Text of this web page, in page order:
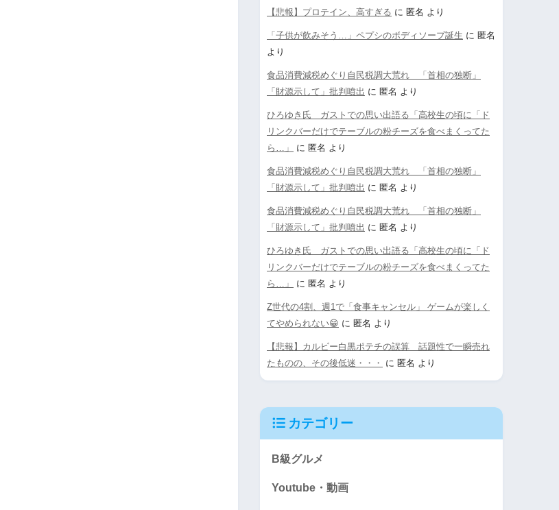
【悲報】プロテイン、高すぎる に 匿名 より
「子供が飲みそう…」ペプシのボディソープ誕生 に 匿名
より
食品消費減税めぐり自民税調大荒れ 「首相の独断」
「財源示して」批判噴出 に 匿名 より
ひろゆき氏 ガストでの思い出語る「高校生の頃に「ド
リンクバーだけでテーブルの粉チーズを食べまくってた
ら…」
に 匿名 より
食品消費減税めぐり自民税調大荒れ 「首相の独断」
「財源示して」批判噴出 に 匿名 より
食品消費減税めぐり自民税調大荒れ 「首相の独断」
「財源示して」批判噴出 に 匿名 より
ひろゆき氏 ガストでの思い出語る「高校生の頃に「ド
リンクバーだけでテーブルの粉チーズを食べまくってた
ら…」
に 匿名 より
Z世代の4割、週1で「食事キャンセル」 ゲームが楽しく
てやめられない😁 に 匿名 より
【悲報】カルビー白黒ポテチの誤算 話題性で一瞬売れ
たものの、その後低迷・・・
に 匿名 より
カテゴリー
B級グルメ
Youtube・動画